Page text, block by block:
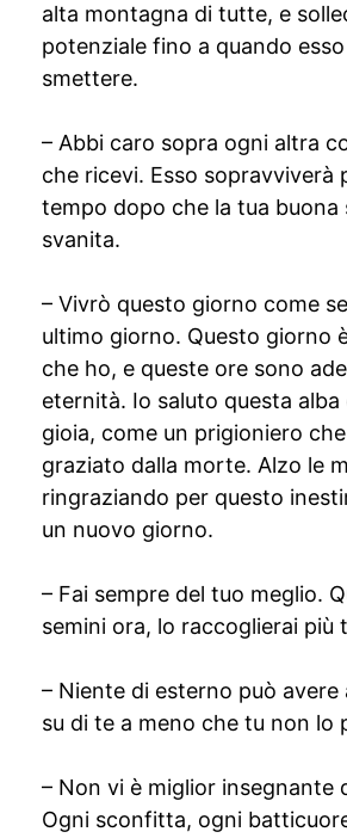
alta montagna di tutte, e
potenziale fino a quando
smettere.
– Abbi caro sopra ogni altra
che ricevi. Esso sopravviverà
tempo dopo che la tua buona
svanita.
– Vivrò questo giorno come
ultimo giorno. Questo giorno
che ho, e queste ore sono
eternità. Io saluto questa
gioia, come un prigioniero
graziato dalla morte. Alzo le
ringraziando per questo
un nuovo giorno.
– Fai sempre del tuo meglio.
semini ora, lo raccoglierai più
– Niente di esterno può avere
su di te a meno che tu non lo
– Non vi è miglior insegnante
Ogni sconfitta, ogni